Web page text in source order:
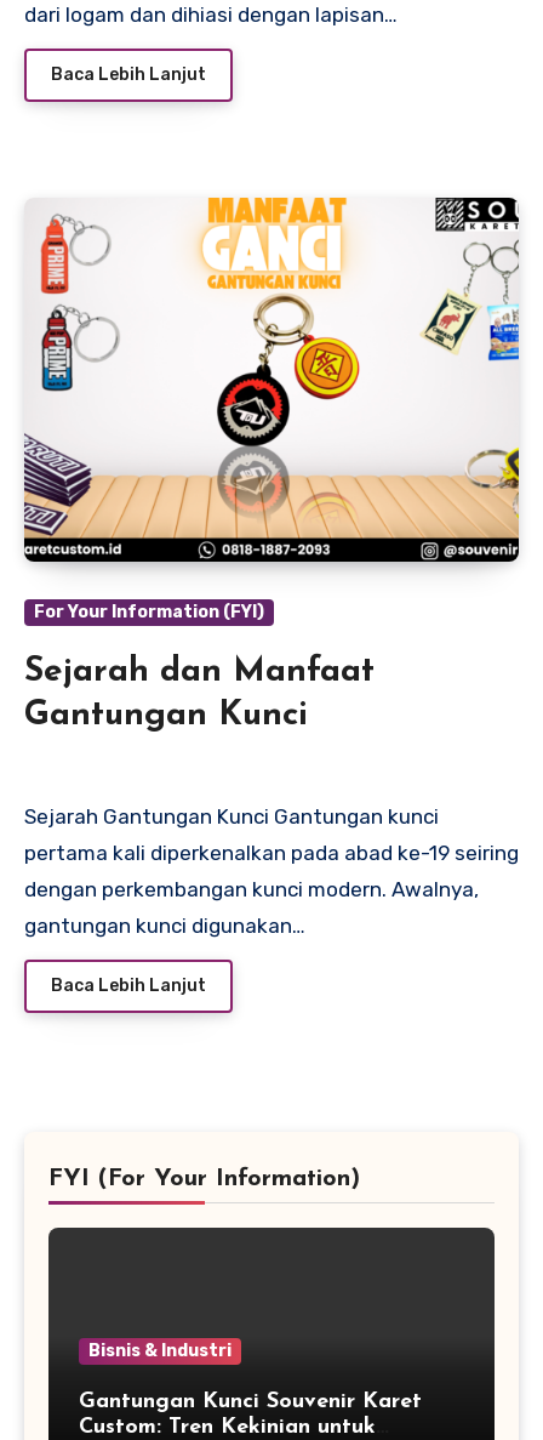
dari logam dan dihiasi dengan lapisan…
Baca Lebih Lanjut
For Your Information (FYI)
Sejarah dan Manfaat
Gantungan Kunci
Sejarah Gantungan Kunci Gantungan kunci
pertama kali diperkenalkan pada abad ke-19 seiring
dengan perkembangan kunci modern. Awalnya,
gantungan kunci digunakan…
Baca Lebih Lanjut
FYI (For Your Information)
Bisnis & Industri
Gantungan Kunci Souvenir Karet
Custom: Tren Kekinian untuk